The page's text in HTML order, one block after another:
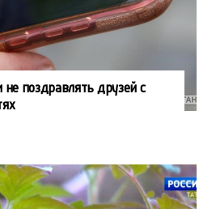
не поздравлять друзей с